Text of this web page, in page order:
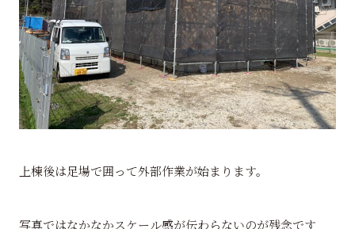
上棟後は足場で囲って外部作業が始まります。
写真ではなかなかスケール感が伝わらないのが残念です